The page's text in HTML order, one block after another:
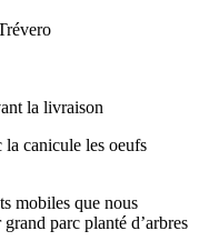
la livraison
mobiles que nous
parc planté d’arbres